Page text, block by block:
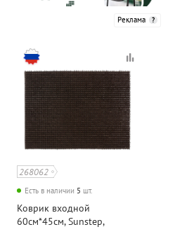
Реклама
268062
Есть в наличии 5 шт.
Коврик входной
60см*45см, Sunstep,